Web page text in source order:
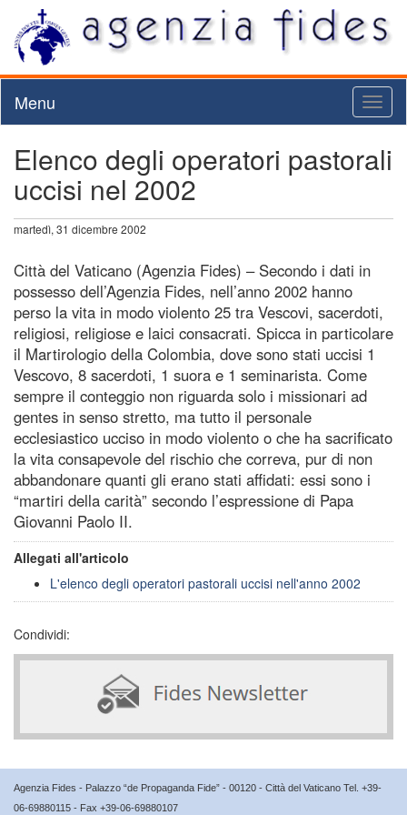
Menu
Elenco degli operatori pastorali
uccisi nel 2002
martedì, 31 dicembre 2002
Città del Vaticano (Agenzia Fides) – Secondo i dati in
possesso dell’Agenzia Fides, nell’anno 2002 hanno
perso la vita in modo violento 25 tra Vescovi, sacerdoti,
religiosi, religiose e laici consacrati. Spicca in particolare
il Martirologio della Colombia, dove sono stati uccisi 1
Vescovo, 8 sacerdoti, 1 suora e 1 seminarista. Come
sempre il conteggio non riguarda solo i missionari ad
gentes in senso stretto, ma tutto il personale
ecclesiastico ucciso in modo violento o che ha sacrificato
la vita consapevole del rischio che correva, pur di non
abbandonare quanti gli erano stati affidati: essi sono i
“martiri della carità” secondo l’espressione di Papa
Giovanni Paolo II.
Allegati all'articolo
L'elenco degli operatori pastorali uccisi nell'anno 2002
Condividi:
Agenzia Fides - Palazzo “de Propaganda Fide” - 00120 - Città del Vaticano Tel. +39-
06-69880115 - Fax +39-06-69880107